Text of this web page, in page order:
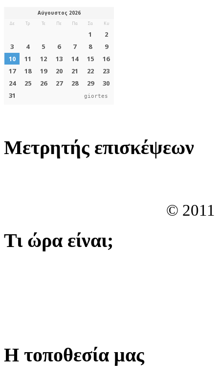
giortes
Μετρητής επισκέψεων
©
Τι ώρα είναι;
Η τοποθεσία μας